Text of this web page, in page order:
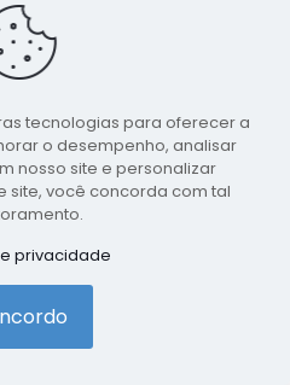
de retenção, avaliação de
e eficácia dos
2 evidências
APT, EEC, RSP |
as
tecnologias para oferecer a
o desempenho, analisar
nosso site e personalizar
site, você concorda com tal
privacidade